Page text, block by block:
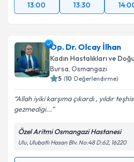
13:00
13:30
Op. Dr. Olcay İlhan
Kadın Hastalıkları ve
Bursa, Osmangazi
5 (10 Değerlendirme)
Allah iyiki karşıma çıkardı , yıldır
gezmedigi...
Özel Aritmi Osmangazi Hastanesi
Ulu, Ulubatlı Hasan Blv. No:48 D:62, 16220